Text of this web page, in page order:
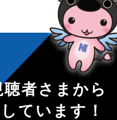
ています！